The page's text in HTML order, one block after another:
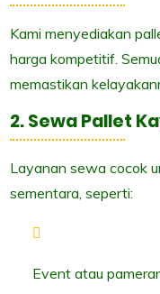
Kami menyediakan
harga kompetitif.
memastikan
2. Sewa Pallet
Layanan sewa cocok
sementara, seperti:
Event atau